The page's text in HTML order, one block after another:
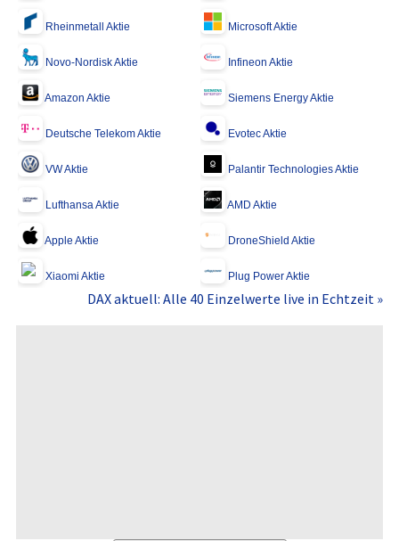
Rheinmetall Aktie Microsoft Aktie
Novo-Nordisk Aktie Infineon Aktie
Amazon Aktie Siemens Energy Aktie
Deutsche Telekom Aktie Evotec Aktie
VW Aktie Palantir Technologies Aktie
Lufthansa Aktie AMD Aktie
Apple Aktie DroneShield Aktie
Xiaomi Aktie Plug Power Aktie
DAX aktuell: Alle 40 Einzelwerte live in Echtzeit »